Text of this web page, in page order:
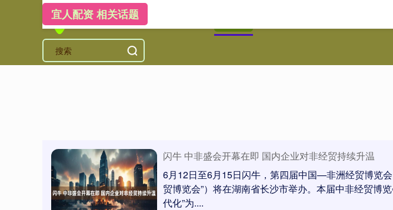
宜人配资 相关话题
闪牛 中非盛会开幕在即 国内企业对非经贸持续升温
6月12日至6月15日闪牛，第四届中国—非洲经贸博览
贸博览会”）将在湖南省长沙市举办。本届中非经贸博
代化”为....